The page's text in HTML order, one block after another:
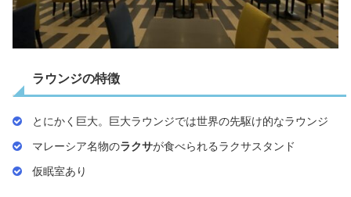
ラウンジの特徴
とにかく巨大。巨大ラウンジでは世界の先駆け的なラウンジ
マレーシア名物のラクサが食べられるラクサスタンド
仮眠室あり